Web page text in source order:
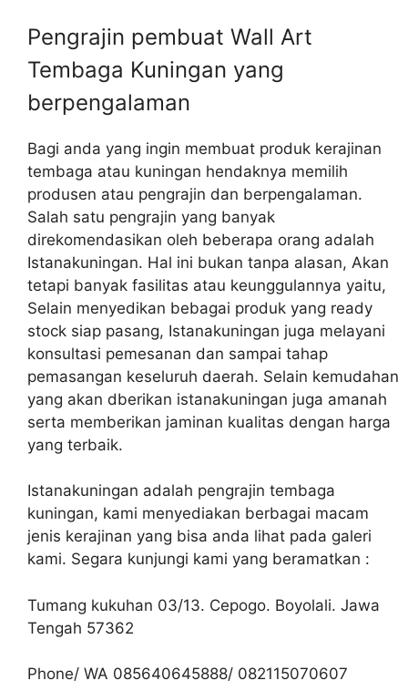
Pengrajin pembuat Wall Art
Tembaga Kuningan yang
berpengalaman
Bagi anda yang ingin membuat produk kerajinan
tembaga atau kuningan hendaknya memilih
produsen atau pengrajin dan berpengalaman.
Salah satu pengrajin yang banyak
direkomendasikan oleh beberapa orang adalah
Istanakuningan. Hal ini bukan tanpa alasan, Akan
tetapi banyak fasilitas atau keunggulannya yaitu,
Selain menyedikan bebagai produk yang ready
stock siap pasang, Istanakuningan juga melayani
konsultasi pemesanan dan sampai tahap
pemasangan keseluruh daerah. Selain kemudahan
yang akan dberikan istanakuningan juga amanah
serta memberikan jaminan kualitas dengan harga
yang terbaik.
Istanakuningan adalah pengrajin tembaga
kuningan, kami menyediakan berbagai macam
jenis kerajinan yang bisa anda lihat pada galeri
kami. Segara kunjungi kami yang beramatkan :
Tumang kukuhan 03/13. Cepogo. Boyolali. Jawa
Tengah 57362
Phone/ WA 085640645888/ 082115070607